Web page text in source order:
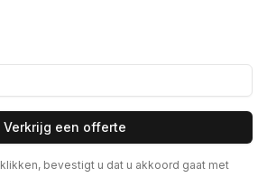
Verkrijg een offerte
bevestigt u dat u akkoord gaat met